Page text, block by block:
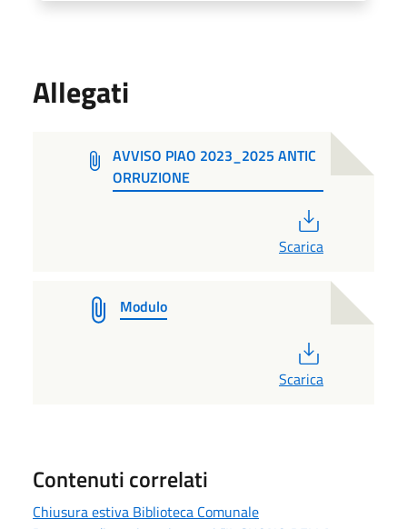
Allegati
AVVISO PIAO 2023_2025 ANTIC
ORRUZIONE
Scarica
Modulo
Scarica
Contenuti correlati
Chiusura estiva Biblioteca Comunale